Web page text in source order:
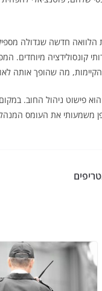
הלוואה חדשה שגדולה
קונסולידציה
מה שהופך אותה
פישוט ניהול החוב.
משמעותי את העומס